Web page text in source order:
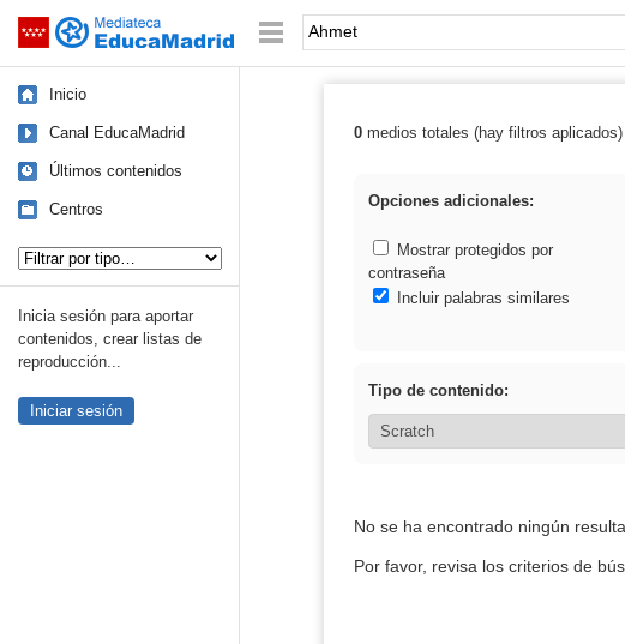
Saltar navegación Palabra o frase:
Inicio
Canal EducaMadrid
Últimos contenidos
Centros
Inicia sesión para aportar
contenidos, crear listas de
reproducción...
Iniciar sesión
Resultados de: Ahmet
0medios totales (hay filtros aplicados)
Opciones adicionales:
Mostrar protegidos por
contraseña
Incluir palabras similares
Tipo de contenido:
No se ha encontrado ningún
Por favor, revisa los criterios de